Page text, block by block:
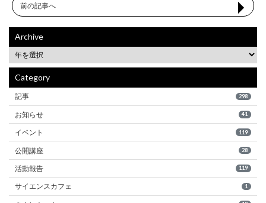
前の記事へ
Archive
Category
記事 298
お知らせ 41
イベント 119
公開講座 28
活動報告 119
サイエンスカフェ 1